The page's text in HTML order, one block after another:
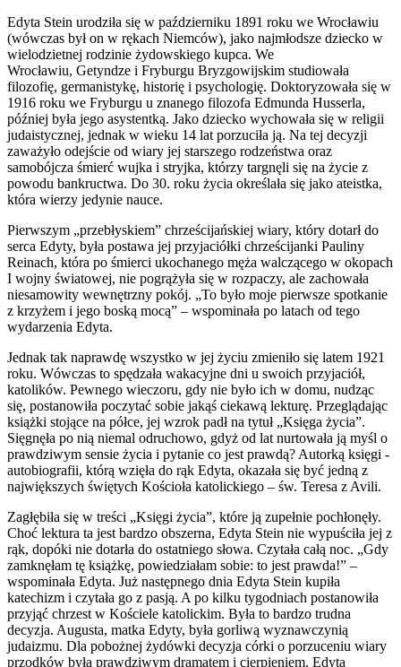
Edyta Stein urodziła się w październiku 1891 roku we Wrocławiu
(wówczas był on w rękach Niemców), jako najmłodsze dziecko w
wielodzietnej rodzinie żydowskiego kupca. We
Wrocławiu, Getyndze i Fryburgu Bryzgowijskim studiowała
filozofię, germanistykę, historię i psychologię. Doktoryzowała się w
1916 roku we Fryburgu u znanego filozofa Edmunda Husserla,
później była jego asystentką. Jako dziecko wychowała się w religii
judaistycznej, jednak w wieku 14 lat porzuciła ją. Na tej decyzji
zaważyło odejście od wiary jej starszego rodzeństwa oraz
samobójcza śmierć wujka i stryjka, którzy targnęli się na życie z
powodu bankructwa. Do 30. roku życia określała się jako ateistka,
która wierzy jedynie nauce.
Pierwszym „przebłyskiem” chrześcijańskiej wiary, który dotarł do
serca Edyty, była postawa jej przyjaciółki chrześcijanki Pauliny
Reinach, która po śmierci ukochanego męża walczącego w okopach
I wojny światowej, nie pogrążyła się w rozpaczy, ale zachowała
niesamowity wewnętrzny pokój. „To było moje pierwsze spotkanie
z krzyżem i jego boską mocą” – wspominała po latach od tego
wydarzenia Edyta.
Jednak tak naprawdę wszystko w jej życiu zmieniło się latem 1921
roku. Wówczas to spędzała wakacyjne dni u swoich przyjaciół,
katolików. Pewnego wieczoru, gdy nie było ich w domu, nudząc
się, postanowiła poczytać sobie jakąś ciekawą lekturę. Przeglądając
książki stojące na półce, jej wzrok padł na tytuł „Księga życia”.
Sięgnęła po nią niemal odruchowo, gdyż od lat nurtowała ją myśl o
prawdziwym sensie życia i pytanie co jest prawdą? Autorką księgi -
autobiografii, którą wzięła do rąk Edyta, okazała się być jedną z
największych świętych Kościoła katolickiego – św. Teresa z Avili.
Zagłębiła się w treści „Księgi życia”, które ją zupełnie pochłonęły.
Choć lektura ta jest bardzo obszerna, Edyta Stein nie wypuściła jej z
rąk, dopóki nie dotarła do ostatniego słowa. Czytała całą noc. „Gdy
zamknęłam tę książkę, powiedziałam sobie: to jest prawda!” –
wspominała Edyta. Już następnego dnia Edyta Stein kupiła
katechizm i czytała go z pasją. A po kilku tygodniach postanowiła
przyjąć chrzest w Kościele katolickim. Była to bardzo trudna
decyzja. Augusta, matka Edyty, była gorliwą wyznawczynią
judaizmu. Dla pobożnej żydówki decyzja córki o porzuceniu wiary
przodków była prawdziwym dramatem i cierpieniem. Edyta